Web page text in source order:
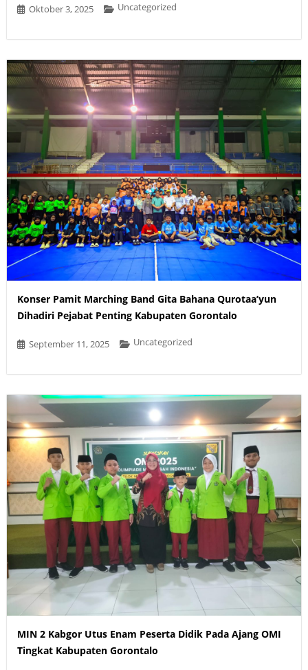
Oktober 3, 2025 Uncategorized
Konser Pamit Marching Band Gita Bahana Qurotaa’yun
Dihadiri Pejabat Penting Kabupaten Gorontalo
September 11, 2025 Uncategorized
MIN 2 Kabgor Utus Enam Peserta Didik Pada Ajang OMI
Tingkat Kabupaten Gorontalo